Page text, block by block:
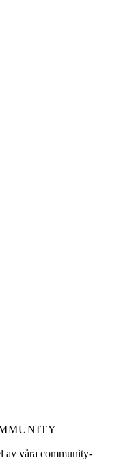
av våra community-